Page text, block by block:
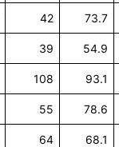
42 73.7
39 54.9
108 93.1
55 78.6
64 68.1